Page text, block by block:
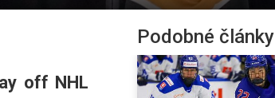
off NHL
Podobné články